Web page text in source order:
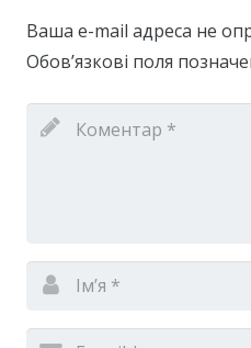
Ваша e-mail адреса не
Обов’язкові поля